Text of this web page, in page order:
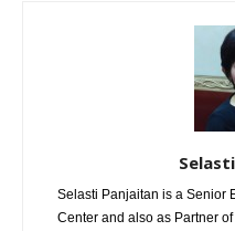
Selasti Panjaitan is a Senior
Center and also as Partner